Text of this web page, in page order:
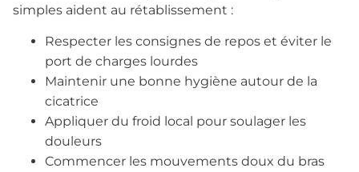
simples aident au rétablissement :
Respecter les consignes de repos et éviter le
port de charges lourdes
Maintenir une bonne hygiène autour de la
cicatrice
Appliquer du froid local pour soulager les
douleurs
Commencer les mouvements doux du bras